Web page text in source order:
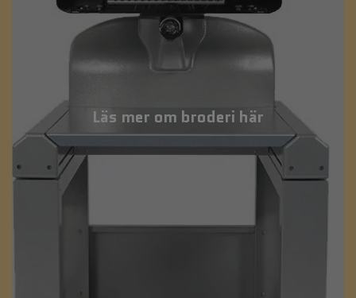
Läs mer om broderi här